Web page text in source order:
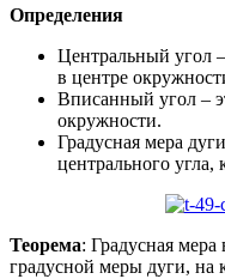
Определения
Центральный угол
в центре
Вписанный угол –
окружности.
Градусная мера
центрального угла,
Теорема: Градусная
градусной меры дуги, на